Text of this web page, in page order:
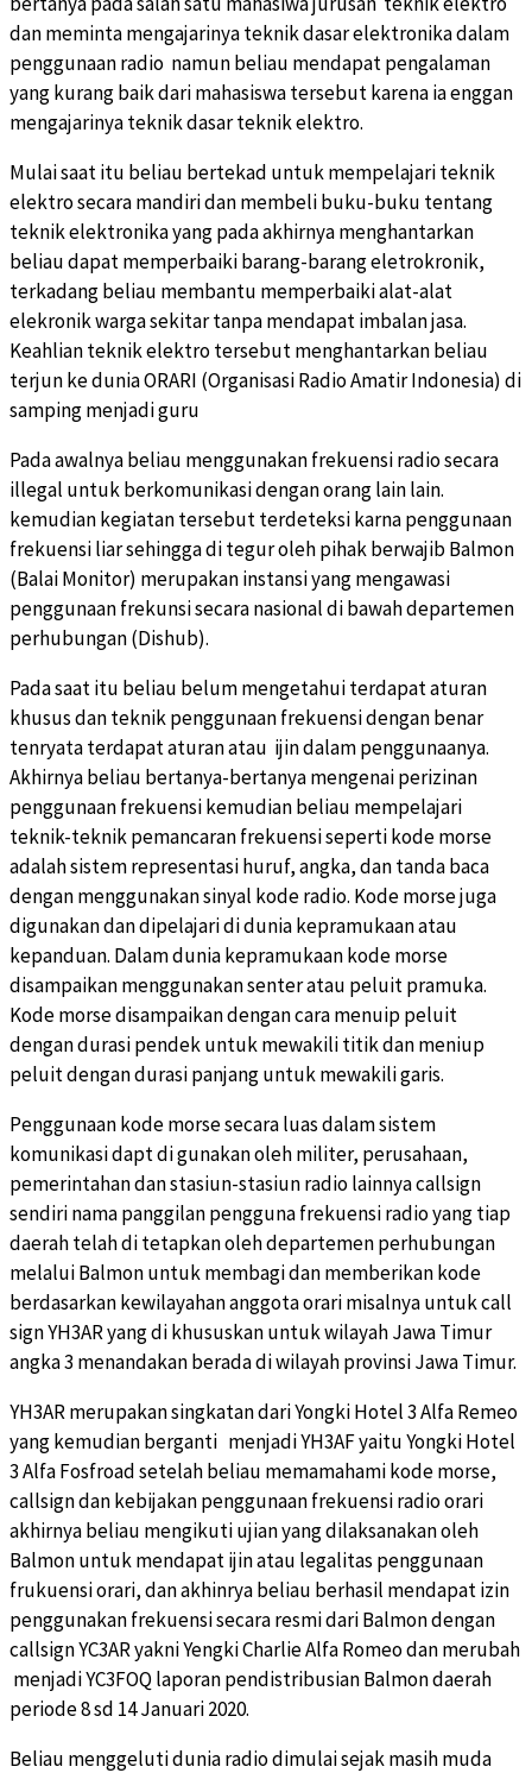
dan meminta mengajarinya teknik dasar elektronika dalam
penggunaan radio namun beliau mendapat pengalaman
yang kurang baik dari mahasiswa tersebut karena ia enggan
mengajarinya teknik dasar teknik elektro.
Mulai saat itu beliau bertekad untuk mempelajari teknik
elektro secara mandiri dan membeli buku-buku tentang
teknik elektronika yang pada akhirnya menghantarkan
beliau dapat memperbaiki barang-barang eletrokronik,
terkadang beliau membantu memperbaiki alat-alat
elekronik warga sekitar tanpa mendapat imbalan jasa.
Keahlian teknik elektro tersebut menghantarkan beliau
terjun ke dunia ORARI (Organisasi Radio Amatir Indonesia) di
samping menjadi guru
Pada awalnya beliau menggunakan frekuensi radio secara
illegal untuk berkomunikasi dengan orang lain lain.
kemudian kegiatan tersebut terdeteksi karna penggunaan
frekuensi liar sehingga di tegur oleh pihak berwajib Balmon
(Balai Monitor) merupakan instansi yang mengawasi
penggunaan frekunsi secara nasional di bawah departemen
perhubungan (Dishub).
Pada saat itu beliau belum mengetahui terdapat aturan
khusus dan teknik penggunaan frekuensi dengan benar
tenryata terdapat aturan atau ijin dalam penggunaanya.
Akhirnya beliau bertanya-bertanya mengenai perizinan
penggunaan frekuensi kemudian beliau mempelajari
teknik-teknik pemancaran frekuensi seperti kode morse
adalah sistem representasi huruf, angka, dan tanda baca
dengan menggunakan sinyal kode radio. Kode morse juga
digunakan dan dipelajari di dunia kepramukaan atau
kepanduan. Dalam dunia kepramukaan kode morse
disampaikan menggunakan senter atau peluit pramuka.
Kode morse disampaikan dengan cara menuip peluit
dengan durasi pendek untuk mewakili titik dan meniup
peluit dengan durasi panjang untuk mewakili garis.
Penggunaan kode morse secara luas dalam sistem
komunikasi dapt di gunakan oleh militer, perusahaan,
pemerintahan dan stasiun-stasiun radio lainnya callsign
sendiri nama panggilan pengguna frekuensi radio yang tiap
daerah telah di tetapkan oleh departemen perhubungan
melalui Balmon untuk membagi dan memberikan kode
berdasarkan kewilayahan anggota orari misalnya untuk call
sign YH3AR yang di khususkan untuk wilayah Jawa Timur
angka 3 menandakan berada di wilayah provinsi Jawa Timur.
YH3AR merupakan singkatan dari Yongki Hotel 3 Alfa Remeo
yang kemudian berganti menjadi YH3AF yaitu Yongki Hotel
3 Alfa Fosfroad setelah beliau memamahami kode morse,
callsign dan kebijakan penggunaan frekuensi radio orari
akhirnya beliau mengikuti ujian yang dilaksanakan oleh
Balmon untuk mendapat ijin atau legalitas penggunaan
frukuensi orari, dan akhinrya beliau berhasil mendapat izin
penggunakan frekuensi secara resmi dari Balmon dengan
callsign YC3AR yakni Yengki Charlie Alfa Romeo dan merubah
menjadi YC3FOQ laporan pendistribusian Balmon daerah
periode 8 sd 14 Januari 2020.
Beliau menggeluti dunia radio dimulai sejak masih muda